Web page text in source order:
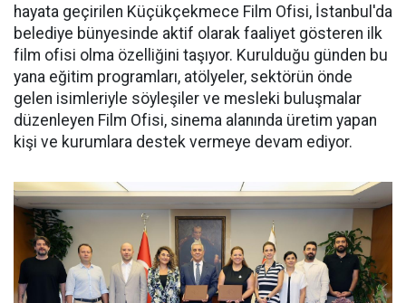
hayata geçirilen Küçükçekmece Film Ofisi, İstanbul'da
belediye bünyesinde aktif olarak faaliyet gösteren ilk
film ofisi olma özelliğini taşıyor. Kurulduğu günden bu
yana eğitim programları, atölyeler, sektörün önde
gelen isimleriyle söyleşiler ve mesleki buluşmalar
düzenleyen Film Ofisi, sinema alanında üretim yapan
kişi ve kurumlara destek vermeye devam ediyor.